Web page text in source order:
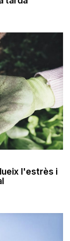
l'estrès i